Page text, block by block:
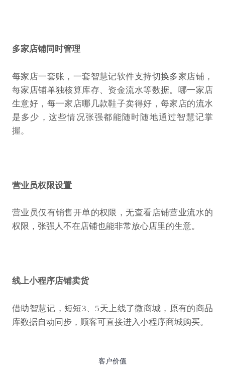
多家店铺同时管理
每家店一套账，一套智慧记软件支持切换多家店铺，
每家店铺单独核算库存、资金流水等数据。哪一家店
生意好，每一家店哪几款鞋子卖得好，每家店的流水
是多少，这些情况张强都能随时随地通过智慧记掌
握。
营业员权限设置
营业员仅有销售开单的权限，无查看店铺营业流水的
权限，张强人不在店铺也能非常放心店里的生意。
线上小程序店铺卖货
借助智慧记，短短3、5天上线了微商城，原有的商品
库数据自动同步，顾客可直接进入小程序商城购买。
客户价值